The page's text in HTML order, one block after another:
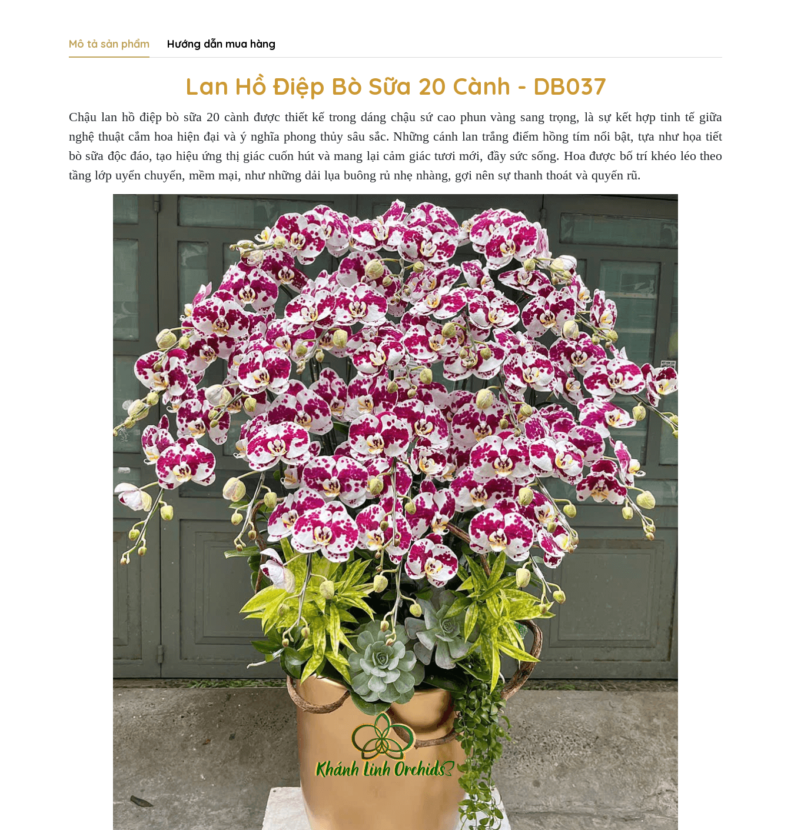
Mô tả sản phẩm Hướng dẫn mua hàng
Lan Hồ Điệp Bò Sữa 20 Cành - DB037
Chậu lan hồ điệp bò sữa 20 cành được thiết kế trong dáng chậu sứ cao phun vàng sang trọng, là sự kết hợp tinh tế giữa
nghệ thuật cắm hoa hiện đại và ý nghĩa phong thủy sâu sắc. Những cánh lan trắng điểm hồng tím nổi bật, tựa như họa tiết
bò sữa độc đáo, tạo hiệu ứng thị giác cuốn hút và mang lại cảm giác tươi mới, đầy sức sống. Hoa được bố trí khéo léo theo
tầng lớp uyển chuyển, mềm mại, như những dải lụa buông rủ nhẹ nhàng, gợi nên sự thanh thoát và quyến rũ.